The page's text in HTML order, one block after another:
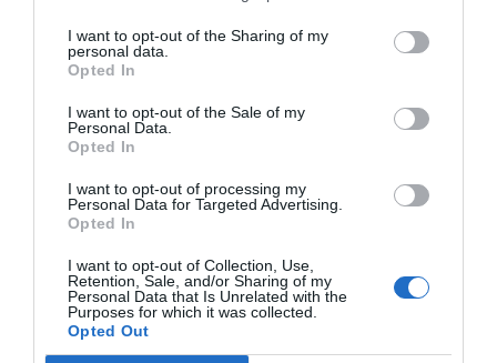
I want to opt-out of the Sharing of my
personal data.
Opted In
I want to opt-out of the Sale of my
Personal Data.
Opted In
I want to opt-out of processing my
Personal Data for Targeted Advertising.
Opted In
I want to opt-out of Collection, Use,
Retention, Sale, and/or Sharing of my
Personal Data that Is Unrelated with the
Purposes for which it was collected.
Opted Out